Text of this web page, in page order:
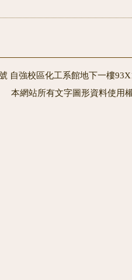
自強校區化工系館地下一樓
本網站所有文字圖形資料使用